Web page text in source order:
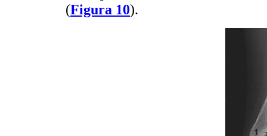
(Figura 10).